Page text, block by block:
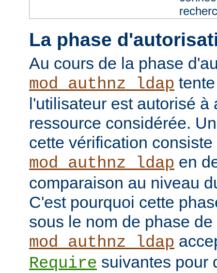
La phase
Au cours de la phase
mod_authnz_ldap
l'utilisateur est autorisé à
ressource considérée.
cette vérification consiste
mod_authnz_ldap en
comparaison au niveau
C'est pourquoi cette
sous le nom de phase
mod_authnz_ldap
Require suivantes pour